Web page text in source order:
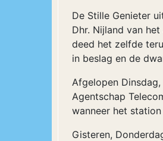
De Stille Genieter
Dhr. Nijland van
deed het zelfde
in beslag en de
Afgelopen
Agentschap
wanneer het
Gisteren,